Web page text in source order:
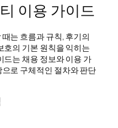
이용 가이드
는 흐름과 규칙, 후기의
호의 기본 원칙을 익히는
드는 채용 정보와 이용 가
로 구체적인 절차와 판단